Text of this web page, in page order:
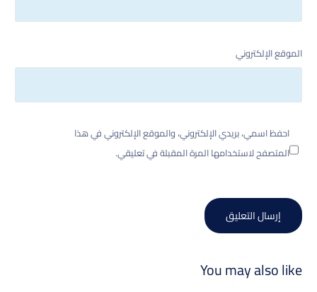
الموقع الإلكتروني
احفظ اسمي، بريدي الإلكتروني، والموقع الإلكتروني في هذا
المتصفح لاستخدامها المرة المقبلة في تعليقي.
You may also like